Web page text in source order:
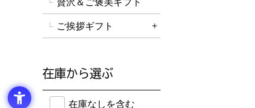
贅沢＆ご褒美ギフト
ご挨拶ギフト 詳細を開く
在庫から選ぶ
在庫のない商品を含めて検索することができます。
在庫なしを含む